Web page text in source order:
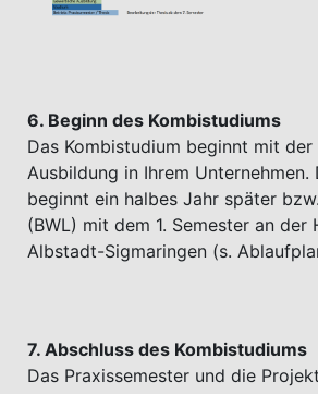
6. Beginn des Kombistudiums
Das Kombistudium beginnt mit
Ausbildung in Ihrem Unternehmen.
beginnt ein halbes Jahr später
(BWL) mit dem 1. Semester an der
Albstadt-Sigmaringen (s.
7. Abschluss des Kombistudiums
Das Praxissemester und die